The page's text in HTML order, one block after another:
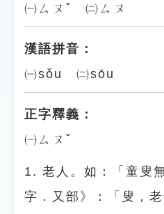
㈠ㄙㄡˇ ㈡ㄙㄡ
漢語拼音：
㈠sǒu ㈡sōu
正字釋義：
㈠ㄙㄡˇ
1. 老人。如：「童叟
字．又部》：「叟，